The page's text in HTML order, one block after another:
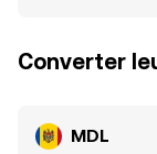
Converter
MDL